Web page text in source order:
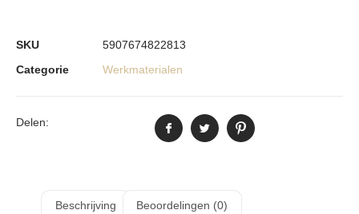
SKU
5907674822813
Categorie
Werkmaterialen
Delen:
Beschrijving Beoordelingen (0)